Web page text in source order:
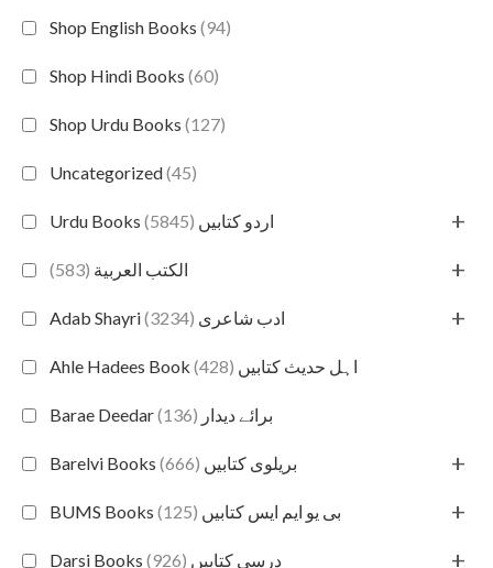
Shop English Books (94)
Shop Hindi Books (60)
Shop Urdu Books (127)
Uncategorized(45)
Urdu Books اردو کتابیں (5845) +
الكتب العربية (583) +
Adab Shayri ادب شاعری (3234) +
Ahle Hadees Book اہل حدیث کتابیں (428)
Barae Deedar برائے دیدار (136)
Barelvi Books بریلوی کتابیں (666) +
BUMS Books بی یو ایم ایس کتابیں (125) +
Darsi Books درسی کتابیں (926) +